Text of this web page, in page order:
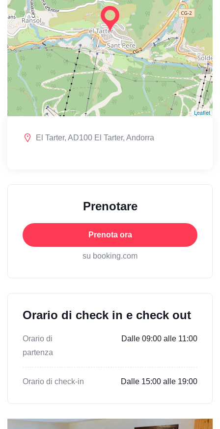
Leaflet
El Tarter, AD100 El Tarter, Andorra
Prenotare
Prenota ora
su booking.com
Orario di check in e check out
Orario di
partenza
Dalle 09:00 alle 11:00
Orario di check-in Dalle 15:00 alle 19:00